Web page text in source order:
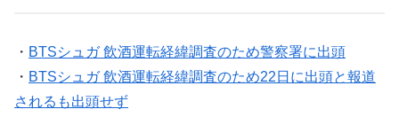
・ BTSシュガ 飲酒運転経緯調査のため警察署に出頭
・ BTSシュガ 飲酒運転経緯調査のため22日に出頭と報道
されるも出頭せず